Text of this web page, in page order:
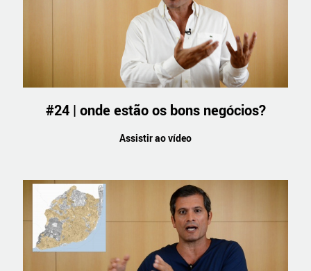
#24 | onde estão os bons negócios?
Assistir ao vídeo